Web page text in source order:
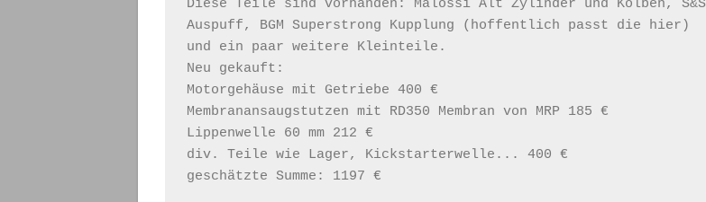
Diese Teile sind vorhanden: Malossi Alt Zylinder und Kolben, S&S
Auspuff, BGM Superstrong Kupplung (hoffentlich passt die hier)
und ein paar weitere Kleinteile.
Neu gekauft:
Motorgehäuse mit Getriebe 400 €
Membranansaugstutzen mit RD350 Membran von MRP 185 €
Lippenwelle 60 mm 212 €
div. Teile wie Lager, Kickstarterwelle... 400 €
geschätzte Summe: 1197 €